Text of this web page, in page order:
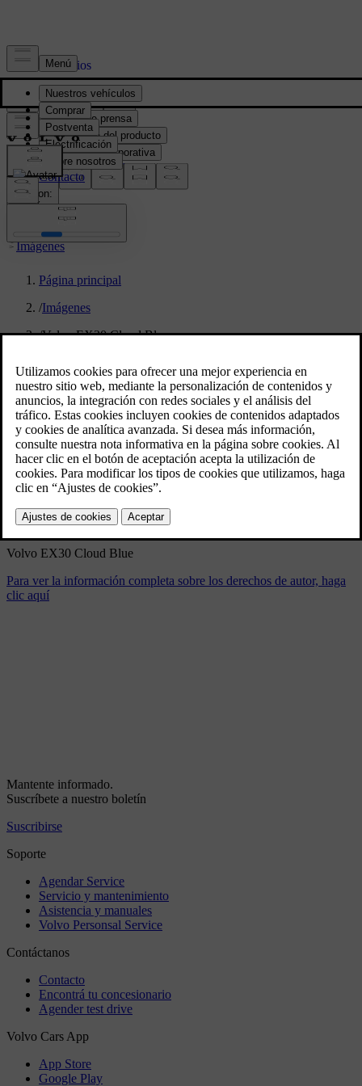
Prensa y Medios
Material de prensa
Información del producto
Información corporativa
Contacto de medios
location:
PY
Imágenes
Página principal
/Imágenes
/Volvo EX30 Cloud Blue
Volvo EX30 Cloud Blue
4/11/2024
Marcador
Compartir
Descargar
Volvo EX30 Cloud Blue
Para ver la información completa sobre los derechos de autor, haga
clic aquí